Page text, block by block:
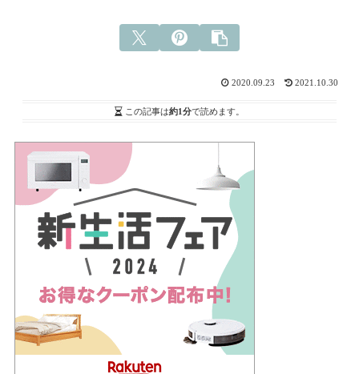
2020.09.23 2021.10.30
この記事は約1分で読めます。